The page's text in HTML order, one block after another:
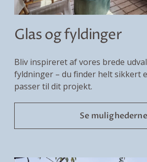
Glas og fyldinger
Bliv inspireret af vores brede
fyldninger – du finder helt sikkert
passer til dit projekt.
Se mulighederne